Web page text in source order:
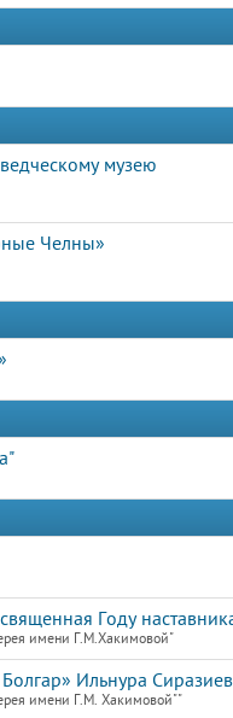
музею
Челны»
Году
имени Г.М.Хакимовой"
Ильнура
имени Г.М. Хакимовой""